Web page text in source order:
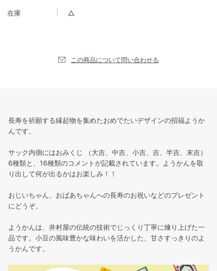
在庫 △
この商品について問い合わせる
長寿を祈願する縁起物を集めたおめでたいデザインの招福ようか
んです。
サック内側にはおみくじ （大吉、中吉、小吉、吉、半吉、末吉）
6種類と、16種類のコメントが記載されています。ようかんを取
り出して何が出るかはお楽しみ！！
おじいちゃん、おばあちゃんへの長寿のお祝いなどのプレゼント
にどうぞ。
ようかんは、井村屋の伝統の技術でじっくり丁寧に煉り上げた一
品です。小豆の風味豊かな味わいを活かした、甘さすっきりのよ
うかんです。